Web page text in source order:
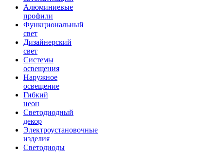
Алюминиевые
профили
Функциональный
свет
Дизайнерский
свет
Системы
освещения
Наружное
освещение
Гибкий
неон
Светодиодный
декор
Электроустановочные
изделия
Светодиоды